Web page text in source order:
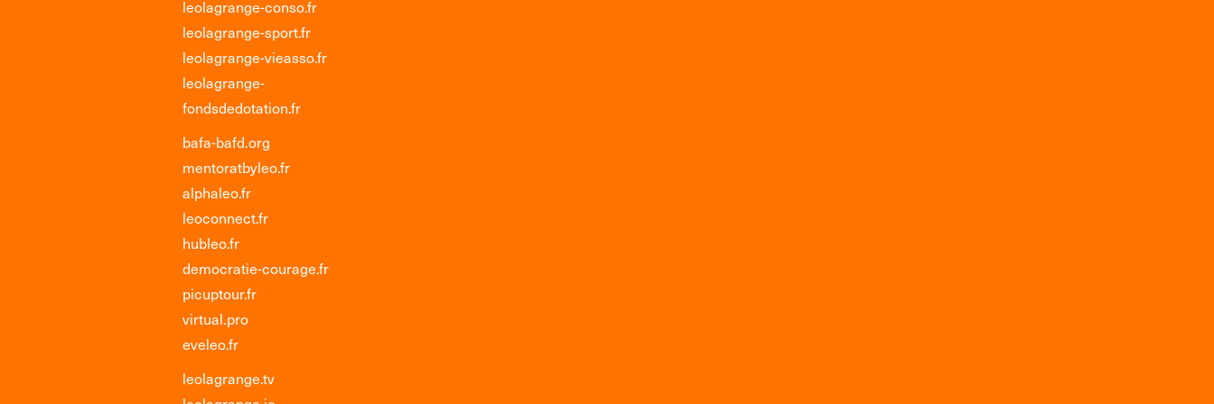
leolagrange-conso.fr
leolagrange-sport.fr
leolagrange-vieasso.fr
leolagrange-
fondsdedotation.fr
bafa-bafd.org
mentoratbyleo.fr
alphaleo.fr
leoconnect.fr
hubleo.fr
democratie-courage.fr
picuptour.fr
virtual.pro
eveleo.fr
leolagrange.tv